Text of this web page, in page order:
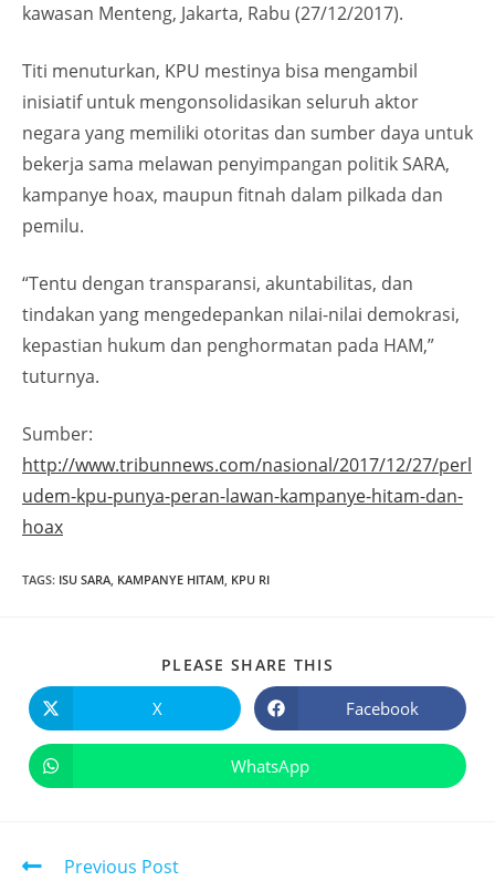
kawasan Menteng, Jakarta, Rabu (27/12/2017).
‎Titi menuturkan, KPU mestinya bisa mengambil
inisiatif untuk mengonsolidasikan seluruh aktor
negara yang memiliki otoritas dan sumber daya untuk
bekerja sama melawan penyimpangan politik SARA,
kampanye hoax, maupun fitnah dalam pilkada dan
pemilu.
“Tentu dengan transparansi, akuntabilitas, dan
tindakan yang mengedepankan nilai-nilai demokrasi,
kepastian hukum dan penghormatan pada HAM,”
tuturnya.
Sumber:
http://www.tribunnews.com/nasional/2017/12/27/perl
udem-kpu-punya-peran-lawan-kampanye-hitam-dan-
hoax
TAGS: ISU SARA, KAMPANYE HITAM, KPU RI
PLEASE SHARE THIS
X Facebook
WhatsApp
Previous Post